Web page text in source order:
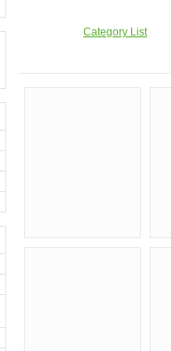
Category List